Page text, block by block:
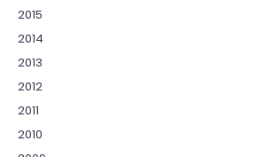
2015
2014
2013
2012
2011
2010